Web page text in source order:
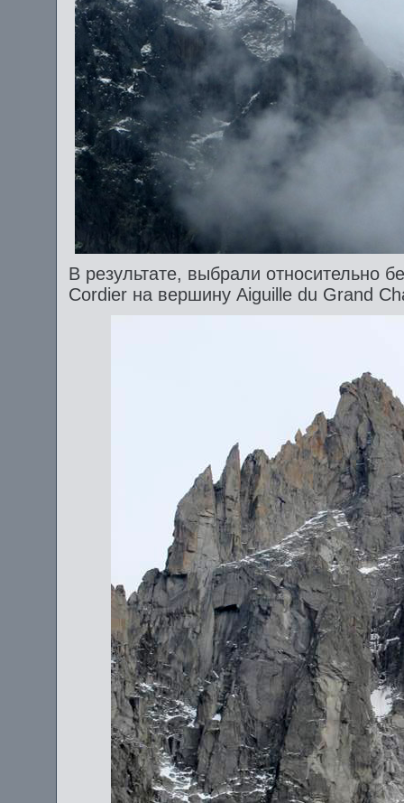
В результате, выбрали относительно
Cordier на вершину Aiguille du Grand